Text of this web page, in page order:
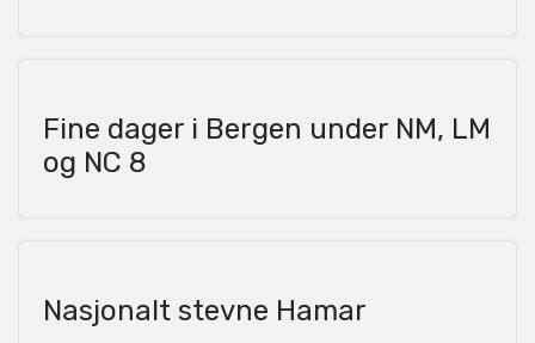
Fine dager i Bergen under NM, LM
og NC 8
Nasjonalt stevne Hamar